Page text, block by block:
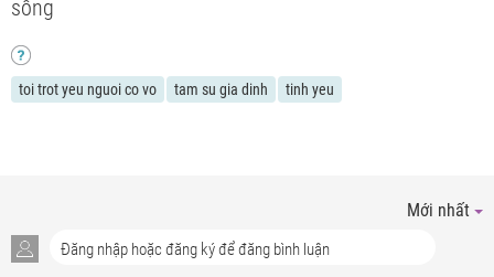
sống
toi trot yeu nguoi co vo tam su gia dinh tinh yeu
Mới nhất